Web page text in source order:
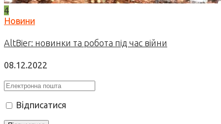
4
Новини
AltBier: новинки та робота під час війни
08.12.2022
Відписатися